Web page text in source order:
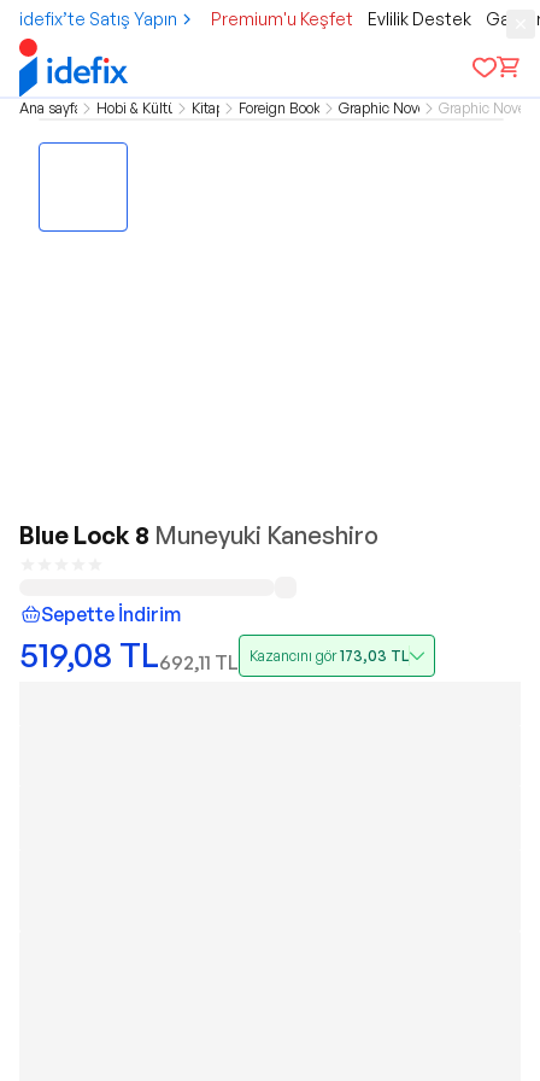
idefix’te Satış Yapın Premium'u Keşfet Evlilik Destek
Ana sayfa Hobi & Kültür Kitap Foreign Books Graphic Novel Graphic Novel
Blue Lock 8 Muneyuki Kaneshiro
Sepette İndirim
519,08 TL692,11 TL Kazancını gör173,03 TL